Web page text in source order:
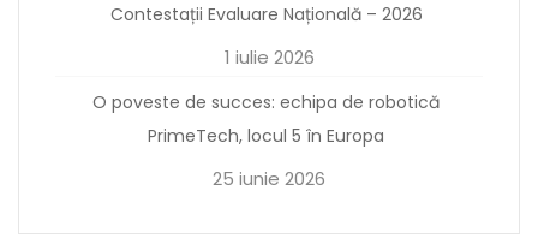
Contestații Evaluare Națională – 2026
1 iulie 2026
O poveste de succes: echipa de robotică
PrimeTech, locul 5 în Europa
25 iunie 2026